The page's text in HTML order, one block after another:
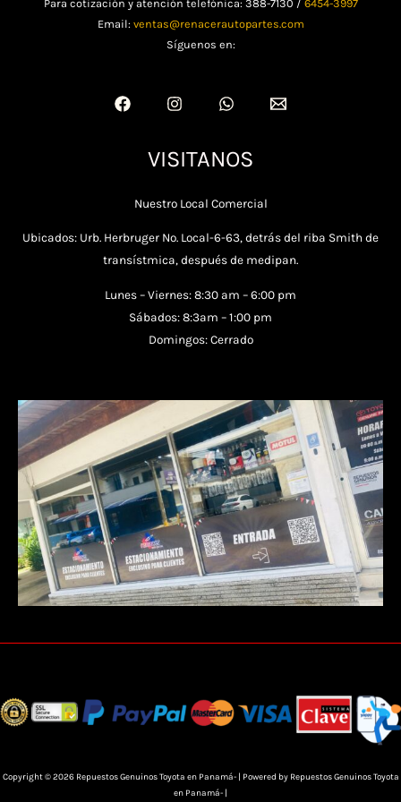
Para cotización y atención telefónica: 388-7130 / 6454-3997
Email: ventas@renacerautopartes.com
Síguenos en:
VISITANOS
Nuestro Local Comercial
Ubicados: Urb. Herbruger No. Local-6-63, detrás del riba Smith de
transístmica, después de medipan.
Lunes – Viernes: 8:30 am – 6:00 pm
Sábados: 8:3am – 1:00 pm
Domingos: Cerrado
Copyright © 2026 Repuestos Genuinos Toyota en Panamá- | Powered by Repuestos Genuinos Toyota
en Panamá- |